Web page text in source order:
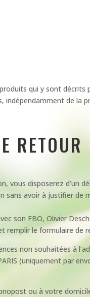
qui y sont
indépendamment de la
RETOUR
vous disposerez d’un
avoir à justifier de
son FBO, Olivier
remplir le formulaire de
non souhaitées à
(uniquement par
ou à votre